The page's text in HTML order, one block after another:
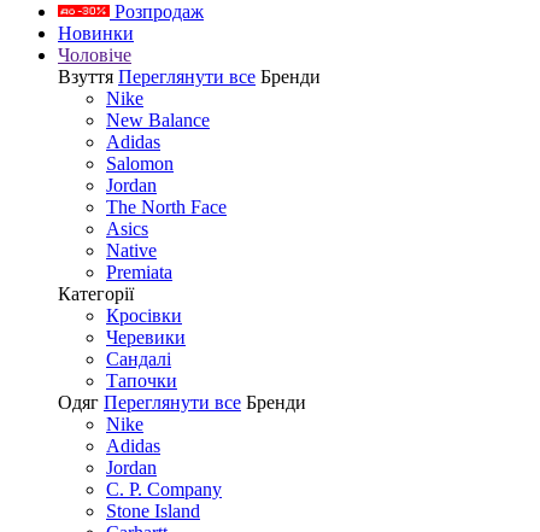
Розпродаж
Новинки
Чоловіче
Взуття Переглянути все Бренди
Nike
New Balance
Adidas
Salomon
Jordan
The North Face
Asics
Native
Premiata
Категорії
Кросівки
Черевики
Сандалі
Tапочки
Одяг Переглянути все Бренди
Nike
Adidas
Jordan
C. P. Company
Stone Island